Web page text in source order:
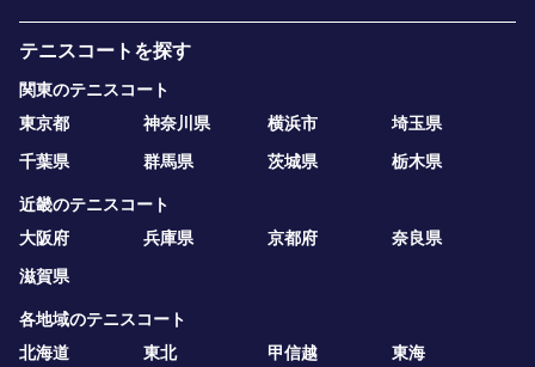
テニスコートを探す
関東のテニスコート
東京都
神奈川県 横浜市
埼玉県
千葉県
群馬県 茨城県 栃木県
近畿のテニスコート
大阪府
兵庫県 京都府
奈良県
滋賀県
各地域のテニスコート
北海道
東北 甲信越
東海